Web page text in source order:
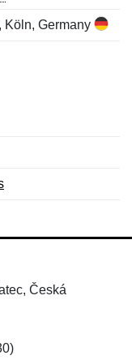
Köln, Germany
Česká